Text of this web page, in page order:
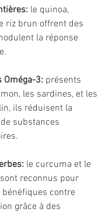
le quinoa,
riz brun offrent des
la réponse
Oméga-3: présents
les sardines, et les
ils réduisent la
substances
le curcuma et le
reconnus pour
contre
grâce à des